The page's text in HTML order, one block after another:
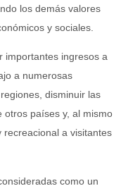
los demás valores
y sociales.
importantes ingresos a
a numerosas
disminuir las
otros países y, al mismo
a visitantes
como un